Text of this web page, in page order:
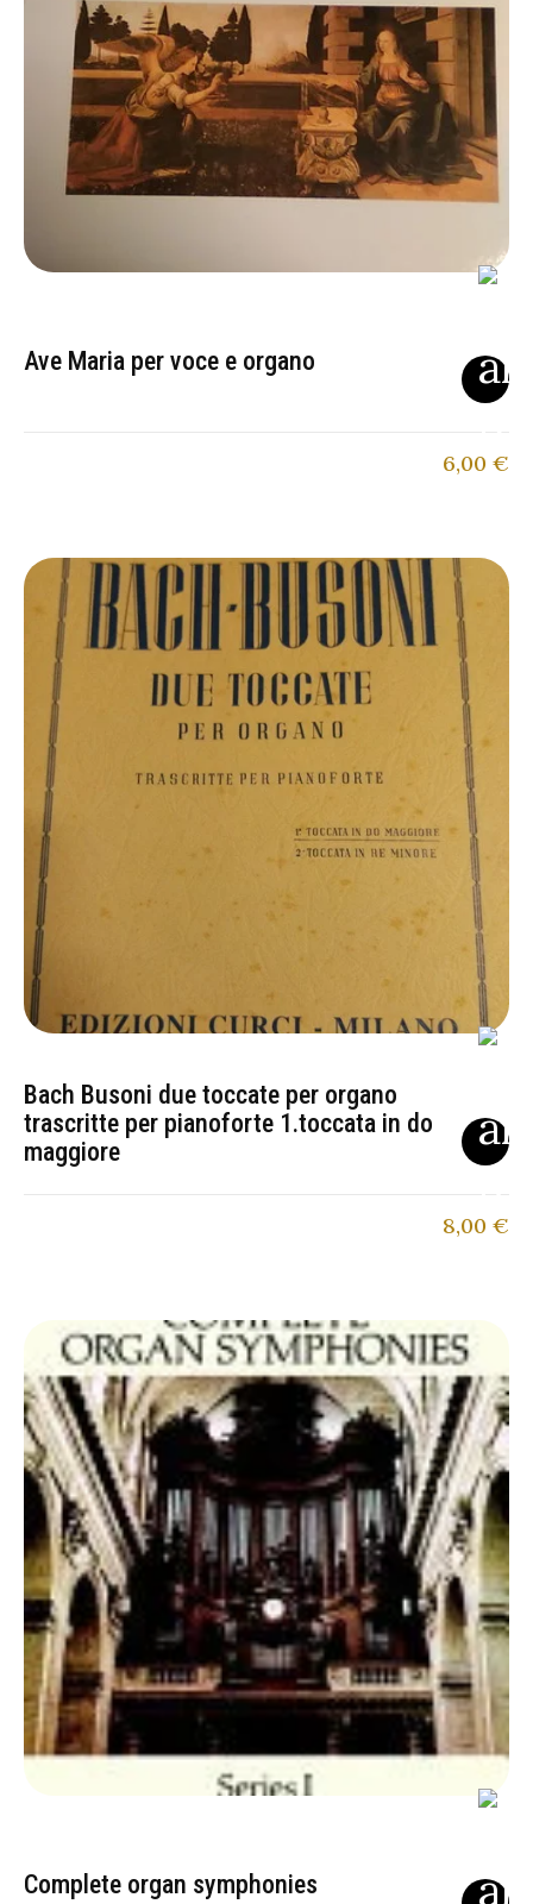
Ave Maria per voce e organo
6,00 €
Bach Busoni due toccate per organo
trascritte per pianoforte 1.toccata in do
maggiore
8,00 €
Complete organ symphonies